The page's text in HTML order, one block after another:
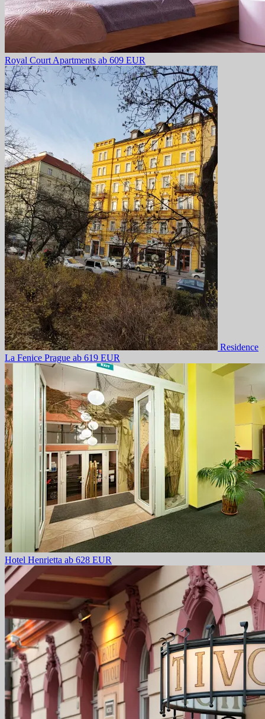
Royal Court Apartments ab 609 EUR
Residence
La Fenice Prague ab 619 EUR
Hotel Henrietta ab 628 EUR